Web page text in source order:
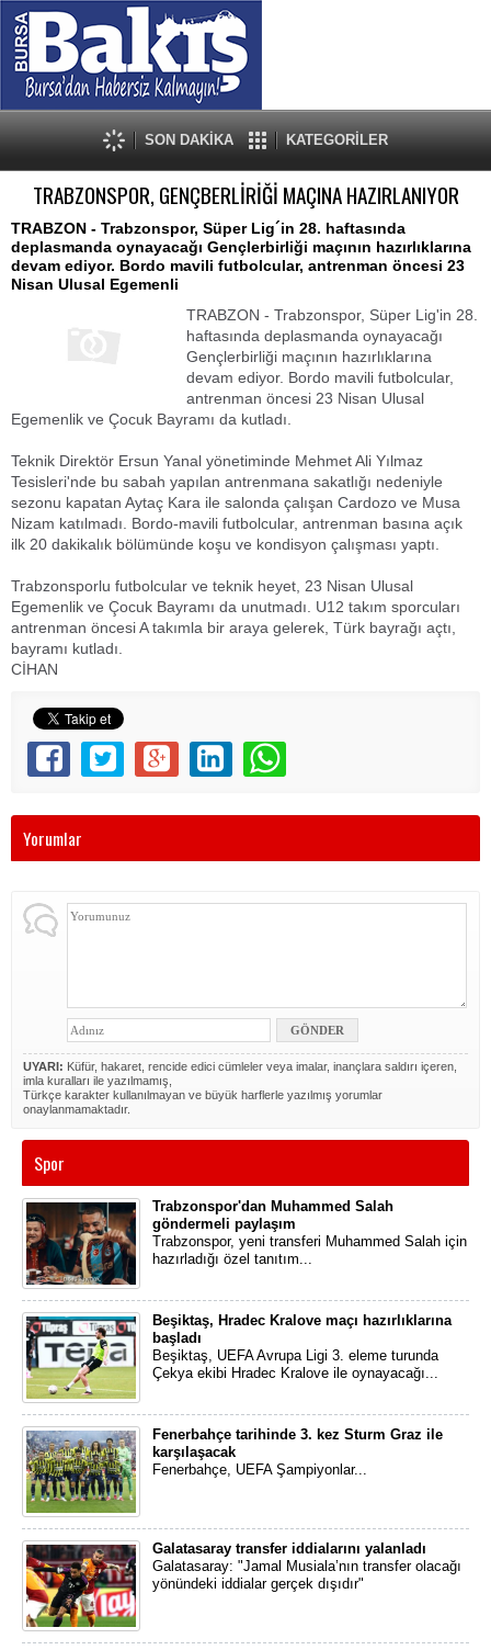
SON DAKİKA KATEGORİLER
TRABZONSPOR, GENÇBERLİRİĞİ MAÇINA HAZIRLANIYOR
TRABZON - Trabzonspor, Süper Lig´in 28. haftasında
deplasmanda oynayacağı Gençlerbirliği maçının hazırlıklarına
devam ediyor. Bordo mavili futbolcular, antrenman öncesi 23
Nisan Ulusal Egemenli
TRABZON - Trabzonspor, Süper Lig'in 28.
haftasında deplasmanda oynayacağı
Gençlerbirliği maçının hazırlıklarına
devam ediyor. Bordo mavili futbolcular,
antrenman öncesi 23 Nisan Ulusal
Egemenlik ve Çocuk Bayramı da kutladı.
Teknik Direktör Ersun Yanal yönetiminde Mehmet Ali Yılmaz
Tesisleri'nde bu sabah yapılan antrenmana sakatlığı nedeniyle
sezonu kapatan Aytaç Kara ile salonda çalışan Cardozo ve Musa
Nizam katılmadı. Bordo-mavili futbolcular, antrenman basına açık
ilk 20 dakikalık bölümünde koşu ve kondisyon çalışması yaptı.
Trabzonsporlu futbolcular ve teknik heyet, 23 Nisan Ulusal
Egemenlik ve Çocuk Bayramı da unutmadı. U12 takım sporcuları
antrenman öncesi A takımla bir araya gelerek, Türk bayrağı açtı,
bayramı kutladı.
CİHAN
Yorumlar
UYARI: Küfür, hakaret, rencide edici cümleler veya imalar, inançlara saldırı içeren,
imla kuralları ile yazılmamış,
Türkçe karakter kullanılmayan ve büyük harflerle yazılmış yorumlar
onaylanmamaktadır.
Spor
Trabzonspor'dan Muhammed Salah
göndermeli paylaşım
Trabzonspor, yeni transferi Muhammed Salah için
hazırladığı özel tanıtım...
Beşiktaş, Hradec Kralove maçı hazırlıklarına
başladı
Beşiktaş, UEFA Avrupa Ligi 3. eleme turunda
Çekya ekibi Hradec Kralove ile oynayacağı...
Fenerbahçe tarihinde 3. kez Sturm Graz ile
karşılaşacak
Fenerbahçe, UEFA Şampiyonlar...
Galatasaray transfer iddialarını yalanladı
Galatasaray: "Jamal Musiala’nın transfer olacağı
yönündeki iddialar gerçek dışıdır"